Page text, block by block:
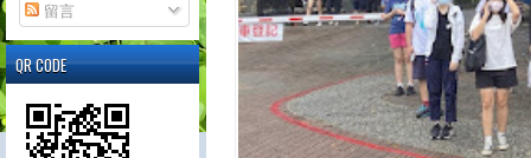
留言
QR CODE